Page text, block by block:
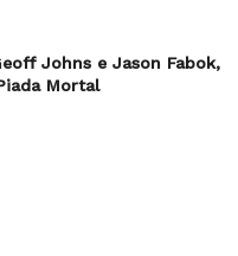
Johns e Jason Fabok,
Mortal